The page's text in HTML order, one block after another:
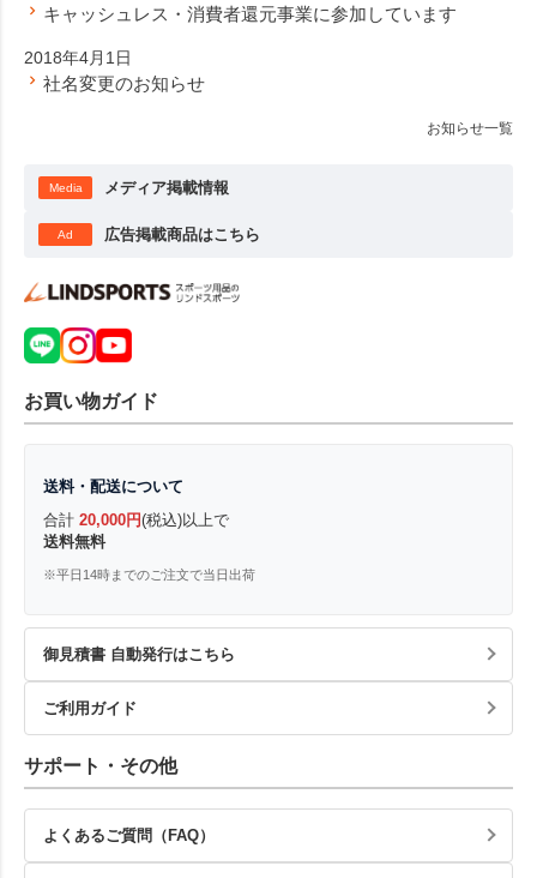
キャッシュレス・消費者還元事業に参加しています
2018年4月1日
社名変更のお知らせ
お知らせ一覧
Media メディア掲載情報
Ad 広告掲載商品はこちら
お買い物ガイド
送料・配送について
合計 20,000円(税込)以上で
送料無料
※平日14時までのご注文で当日出荷
御見積書 自動発行はこちら
ご利用ガイド
サポート・その他
よくあるご質問（FAQ）